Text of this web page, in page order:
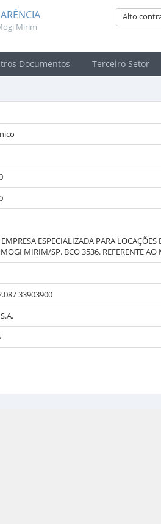
Mirim
Alto
Documentos Terceiro Setor
ESPECIALIZADA PARA
MIRIM/SP. BCO 3536. REFERENTE AO
33903900